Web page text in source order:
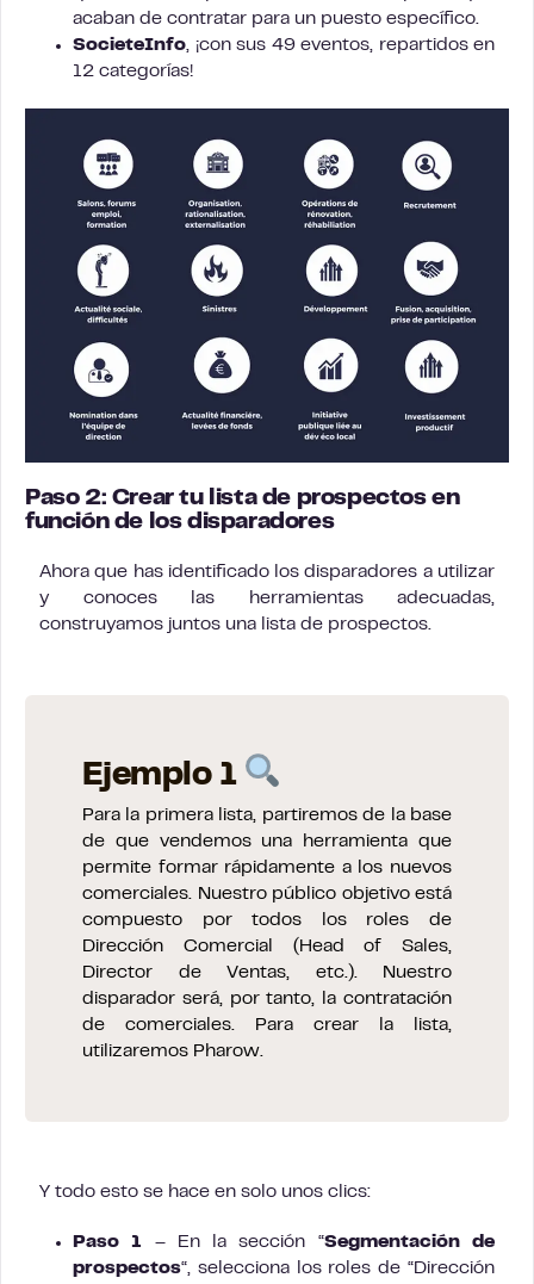
acaban de contratar para un puesto específico.
SocieteInfo , ¡con sus 49 eventos, repartidos en
12 categorías!
Paso 2: Crear tu lista de prospectos en
función de los disparadores
Ahora que has identificado los disparadores a utilizar
y conoces las herramientas adecuadas,
construyamos juntos una lista de prospectos.
Ejemplo 1
Para la primera lista, partiremos de la base
de que vendemos una herramienta que
permite formar rápidamente a los nuevos
comerciales. Nuestro público objetivo está
compuesto por todos los roles de
Dirección Comercial (Head of Sales,
Director de Ventas, etc.). Nuestro
disparador será, por tanto, la contratación
de comerciales. Para crear la lista,
utilizaremos Pharow.
Y todo esto se hace en solo unos clics:
Paso 1 – En la sección “Segmentación de
prospectos“, selecciona los roles de “Dirección